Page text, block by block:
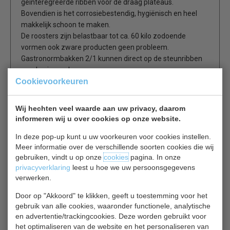
Cookievoorkeuren
Wij hechten veel waarde aan uw privacy, daarom
informeren wij u over cookies op onze website.
In deze pop-up kunt u uw voorkeuren voor cookies instellen.
Meer informatie over de verschillende soorten cookies die wij
gebruiken, vindt u op onzecookiespagina. In onze
privacyverklaring leest u hoe we uw persoonsgegevens
verwerken.
Door op "Akkoord" te klikken, geeft u toestemming voor het
gebruik van alle cookies, waaronder functionele, analytische
en advertentie/trackingcookies. Deze worden gebruikt voor
het optimaliseren van de website en het personaliseren van
geinteregreerde ribben voor de draag plateaus.
Bovendien is het corrosiebestendig, hygiënisch en heel
makkelijk schoon te maken.
De roosters zijn belastbaar tot ca. 60 kilo zodoende
vormen ook zware producten geen probleem.
Gastronormbakken 2/1 kunnen direct op de steunribben
worden ingeschoven.
De uit één stuk diepgetrokken bodemplaat beschrikt
De apparaten beschrikken over een zeer effectieve, 83
mm dikke isolatie in de wanden en een 60 mm dikke
isolatielaag in de deur.
Dit bevordert de temperatuurconstandheid en houdt het
energieverbruik onveranderlijk laag.
De deur is geconstrueerd voor een zeer goede afdichting,
waardoor koudeverlies uit de ruimte wordt verhinderd.
De deurscharnieringkan zonder extra onderdelen